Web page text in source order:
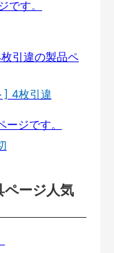
] 4枚引違
ページ人気